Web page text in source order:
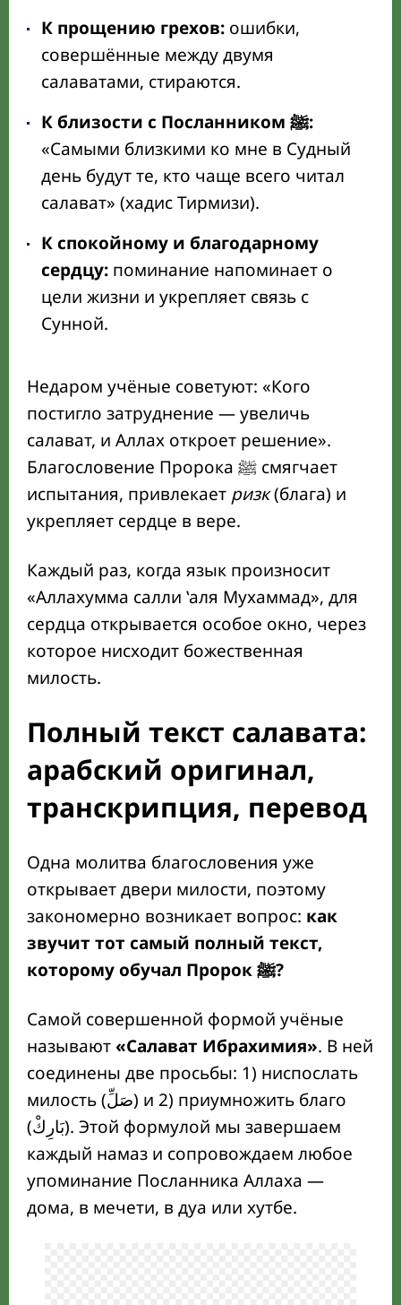
К прощению грехов: ошибки,
совершённые между двумя
салаватами, стираются.
К близости с Посланником ﷺ:
«Самыми близкими ко мне в Судный
день будут те, кто чаще всего читал
салават» (хадис Тирмизи).
К спокойному и благодарному
сердцу: поминание напоминает о
цели жизни и укрепляет связь с
Сунной.
Недаром учёные советуют: «Кого
постигло затруднение — увеличь
салават, и Аллах откроет решение».
Благословение Пророка ﷺ смягчает
испытания, привлекает ризк(блага) и
укрепляет сердце в вере.
Каждый раз, когда язык произносит
«Аллахумма салли ʽаля Мухаммад», для
сердца открывается особое окно, через
которое нисходит божественная
милость.
Полный текст салавата:
арабский оригинал,
транскрипция, перевод
Одна молитва благословения уже
открывает двери милости, поэтому
закономерно возникает вопрос: как
звучит тот самый полный текст,
которому обучал Пророк ﷺ?
Самой совершенной формой учёные
называют«Салават Ибрахимия». В ней
соединены две просьбы: 1) ниспослать
милость (صَلِّ) и 2) приумножить благо
(بَارِكْ). Этой формулой мы завершаем
каждый намаз и сопровождаем любое
упоминание Посланника Аллаха —
дома, в мечети, в дуа или хутбе.